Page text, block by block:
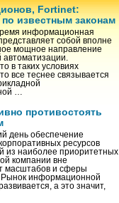
Fortinet:
известным законам
информационная
собой вполне
мощное направление
в таких условиях
все теснее связывается
…
противостоять
день обеспечение
ресурсов
из наиболее приоритетных
компании вне
масштабов и сферы
Рынок информационной
а это значит,